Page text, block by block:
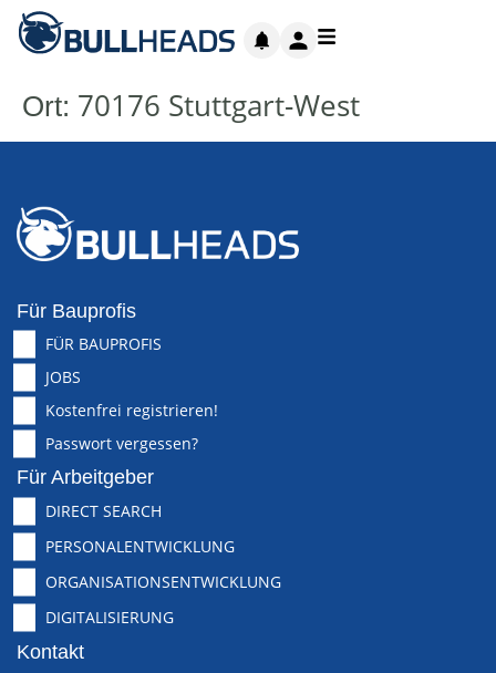
Ort: 70176 Stuttgart-West
Für Bauprofis
FÜR BAUPROFIS
JOBS
Kostenfrei registrieren!
Passwort vergessen?
Für Arbeitgeber
DIRECT SEARCH
PERSONALENTWICKLUNG
ORGANISATIONSENTWICKLUNG
DIGITALISIERUNG
Kontakt